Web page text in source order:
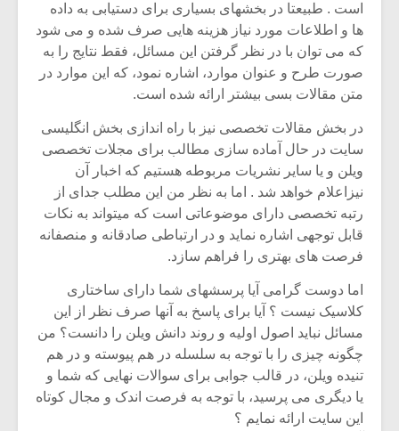
است . طبیعتا در بخشهای بسیاری برای دستیابی به داده
ها و اطلاعات مورد نیاز هزینه هایی صرف شده و می شود
که می توان با در نظر گرفتن این مسائل، فقط نتایج را به
صورت طرح و عنوان موارد، اشاره نمود، که این موارد در
متن مقالات بسی بیشتر ارائه شده است.
در بخش مقالات تخصصی نیز با راه اندازی بخش انگلیسی
سایت در حال آماده سازی مطالب برای مجلات تخصصی
ویلن و یا سایر نشریات مربوطه هستیم که اخبار آن
نیزاعلام خواهد شد . اما به نظر من این مطلب جدای از
رتبه تخصصی دارای موضوعاتی است که میتواند به نکات
قابل توجهی اشاره نماید و در ارتباطی صادقانه و منصفانه
فرصت های بهتری را فراهم سازد.
اما دوست گرامی آیا پرسشهای شما دارای ساختاری
کلاسیک نیست ؟ آیا برای پاسخ به آنها صرف نظر از این
مسائل نباید اصول اولیه و روند دانش ویلن را دانست؟ من
چگونه چیزی را با توجه به سلسله در هم پیوسته و در هم
تنیده ویلن، در قالب جوابی برای سوالات نهایی که شما و
یا دیگری می پرسید، با توجه به فرصت اندک و مجال کوتاه
این سایت ارائه نمایم ؟